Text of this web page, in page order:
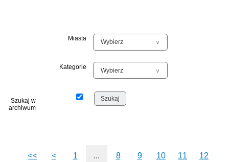
Miasta
Kategorie
Szukaj w
archiwum
<< < 1 ... 8 9 10 11 12